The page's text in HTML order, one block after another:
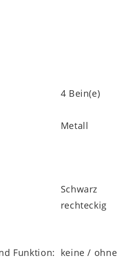
Auch qualitativ weiß
vier bis sechs
zu gemeinsamen
Familie sowie zum
für Gesellschaftsspiele
fungiert der
4 Bein(e)
Metall
Schwarz
rechteckig
Funktion: keine / ohne